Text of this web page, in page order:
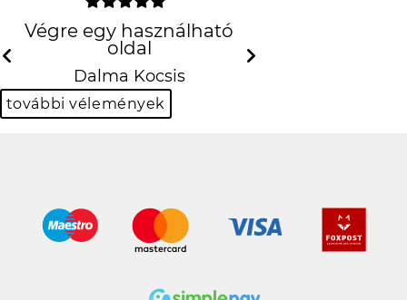
Végre egy használható oldal
Dalma Kocsis
Previous
további vélemények